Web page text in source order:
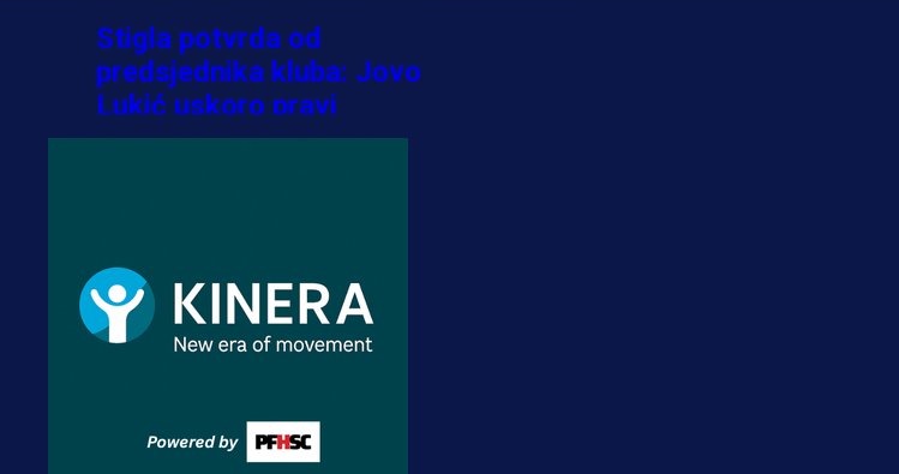
Stigla potvrda od
predsjednika kluba: Jovo
Lukić uskoro pravi
transfer!?
Zmajevi dobili veliko
pojačanje: Fudbaler
Olympiacosa želi obući
Premijer liga BiH